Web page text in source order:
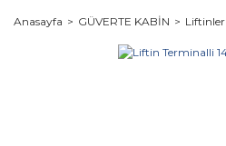
Anasayfa GÜVERTE KABİN Liftinler